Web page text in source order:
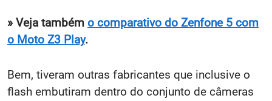
» Veja também o comparativo do Zenfone 5 com
o Moto Z3 Play.
Bem, tiveram outras fabricantes que inclusive o
flash embutiram dentro do conjunto de câmeras